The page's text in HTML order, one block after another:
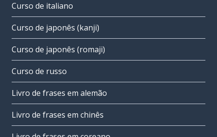
Curso de italiano
Curso de japonês (kanji)
Curso de japonês (romaji)
Curso de russo
Livro de frases em alemão
Livro de frases em chinês